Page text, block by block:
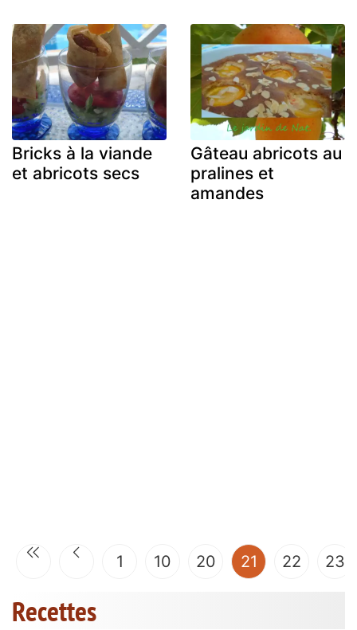
Bricks à la viande
et abricots secs
Gâteau abricots au
pralines et
amandes
1 10 20 21 (current)
22 23
Recettes